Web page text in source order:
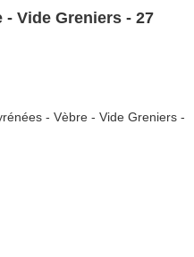
- Vide Greniers - 27